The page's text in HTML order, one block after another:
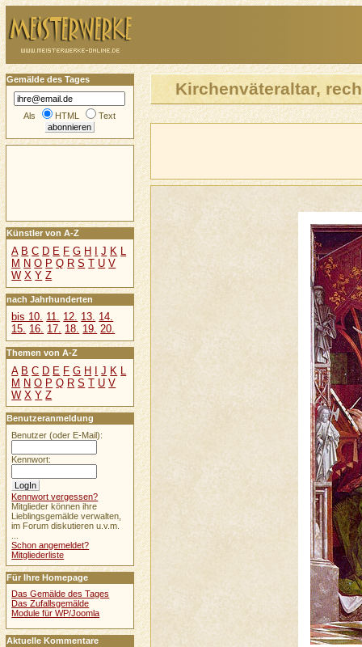
Kirchenväteraltar,
Gemälde des Tages
Als HTML Text
Künstler von A-Z
A B C D E F G H J K L
M N O P Q R S T U V
W X Y Z
nach Jahrhunderten
bis 10. 11. 12. 13. 14.
15. 16. 17. 18. 19. 20.
Themen von A-Z
A B C D E F G H I J K L
M N O P Q R S T U V
W X Y Z
Benutzeranmeldung
Benutzer (oder E-Mail):
Kennwort:
Kennwort vergessen?
Mitglieder können ihre
Lieblingsgemälde verwalten,
im Forum diskutieren u.v.m.
Schon angemeldet?
Mitgliederliste
Für Ihre Homepage
Das Gemälde des Tages
Das Zufallsgemälde
Module für WP/Joomla
Aktuelle Kommentare